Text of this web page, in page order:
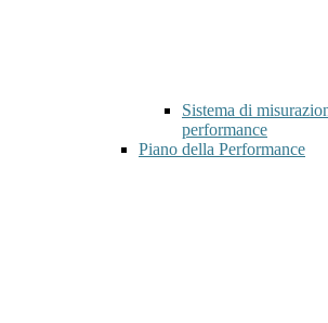
Sistema di
performance
Piano della Performance